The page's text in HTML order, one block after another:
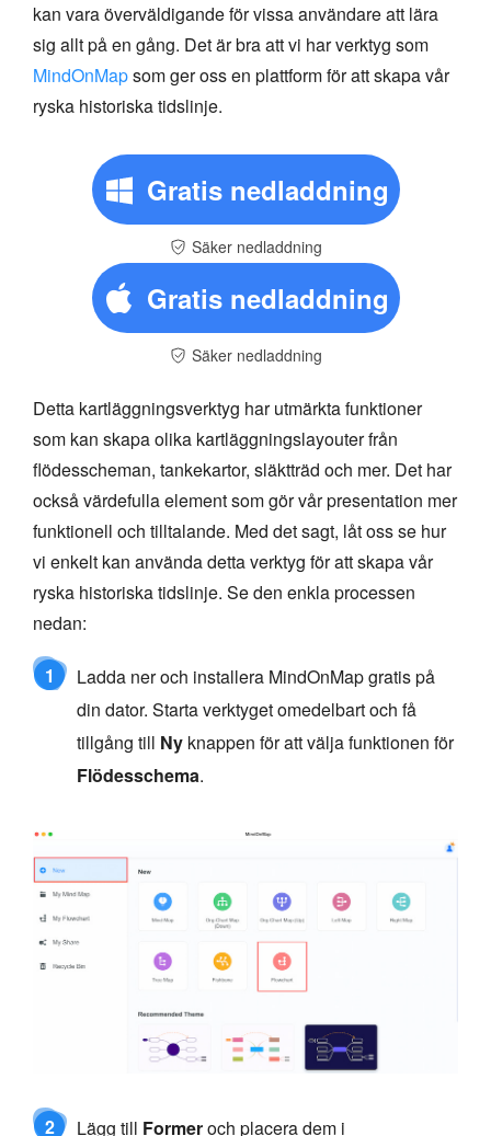
kan vara överväldigande för vissa användare att lära
sig allt på en gång. Det är bra att vi har verktyg som
MindOnMapsom ger oss en plattform för att skapa vår
ryska historiska tidslinje.
Gratis nedladdning
Säker nedladdning
Gratis nedladdning
Säker nedladdning
Detta kartläggningsverktyg har utmärkta funktioner
som kan skapa olika kartläggningslayouter från
flödesscheman, tankekartor, släktträd och mer. Det har
också värdefulla element som gör vår presentation mer
funktionell och tilltalande. Med det sagt, låt oss se hur
vi enkelt kan använda detta verktyg för att skapa vår
ryska historiska tidslinje. Se den enkla processen
nedan:
1
Ladda ner och installera MindOnMap gratis på
din dator. Starta verktyget omedelbart och få
tillgång till Ny knappen för att välja funktionen för
Flödesschema.
2 Lägg till Formeroch placera dem i